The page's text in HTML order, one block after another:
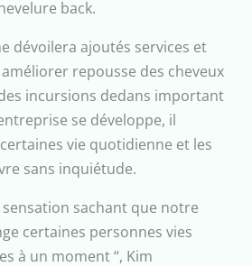
back.
dévoilera ajoutés services et
repousse des cheveux
incursions dedans important
se développe, il
vie quotidienne et les
sans inquiétude.
sensation sachant que notre
certaines personnes vies
à un moment “, Kim